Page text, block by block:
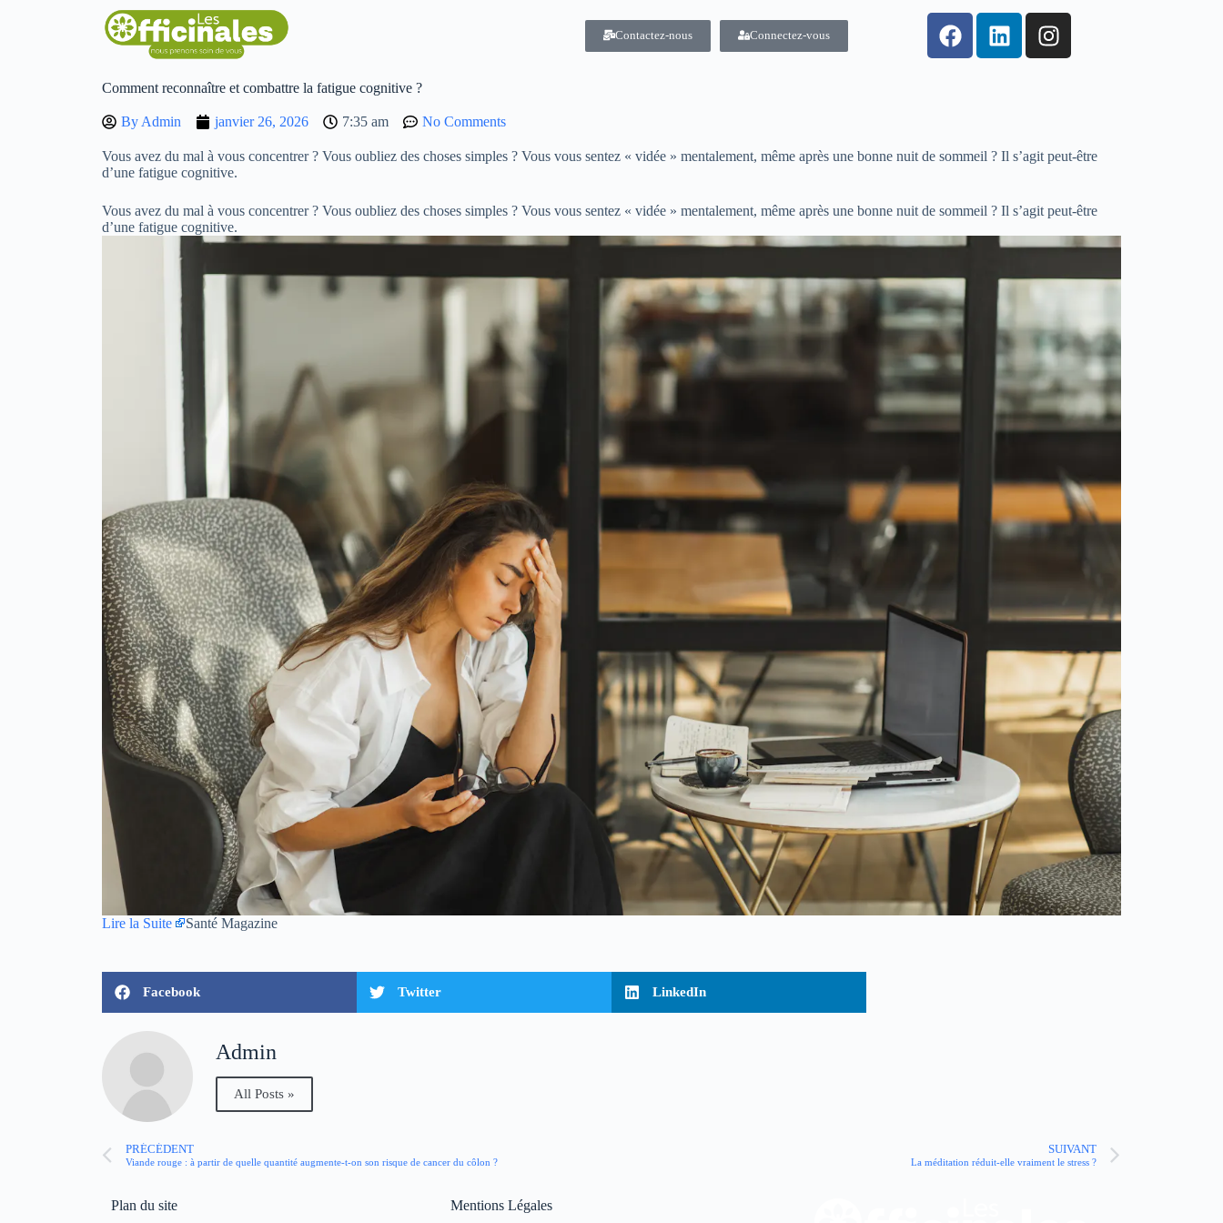
Contactez-nous Connectez-vous
Comment reconnaître et combattre la fatigue cognitive ?
By Admin janvier 26, 2026 7:35 am No Comments
Vous avez du mal à vous concentrer ? Vous oubliez des choses simples ? Vous vous sentez « vidée » mentalement, même après une bonne nuit de sommeil ? Il s’agit peut-être
d’une fatigue cognitive.
Vous avez du mal à vous concentrer ? Vous oubliez des choses simples ? Vous vous sentez « vidée » mentalement, même après une bonne nuit de sommeil ? Il s’agit peut-être
d’une fatigue cognitive.
Lire la Suite Santé Magazine
Facebook Twitter LinkedIn
Admin
All Posts »
PRÉCÉDENT
Viande rouge : à partir de quelle quantité augmente-t-on son risque de cancer du côlon ?
SUIVANT
La méditation réduit-elle vraiment le stress ?
Plan du site Mentions Légales